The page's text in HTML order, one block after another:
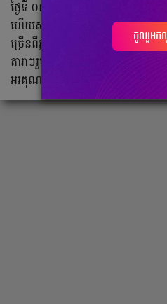
ថ្ងៃទី ០៣ ខែមករា គឺជាថ្ងៃខួប​កំណើត​
ហើយសម្រាប់​ថ្ងៃពិសេស​នេះ នាង​ក៏ត
ច្រើនពីអ្នកគាំទ្រ​ទូទាំងពិភពលោក ព្រ
តារាៗរួមអាជីព។ ជាមួយគ្នា​នោះ
អរគុណ​ដល់ទឹកចិត្ត និងការស្រឡាញ់របស់
ចូលរួមឥលូ